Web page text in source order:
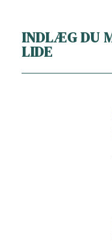
INDLÆG DU
LIDE